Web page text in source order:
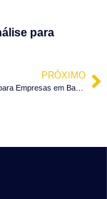
para
PRÓXIMO
Agentes de IA para Empresas em Barra Velha – SC